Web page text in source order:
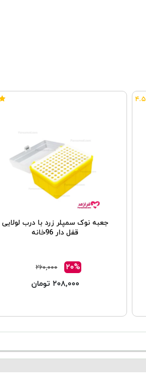
۴.۵
جعبه نوک سمپلر زرد با درب لولایی
قفل دار 96خانه
۲۰% ۲۶۰,۰۰۰
۲۰۸,۰۰۰ تومان